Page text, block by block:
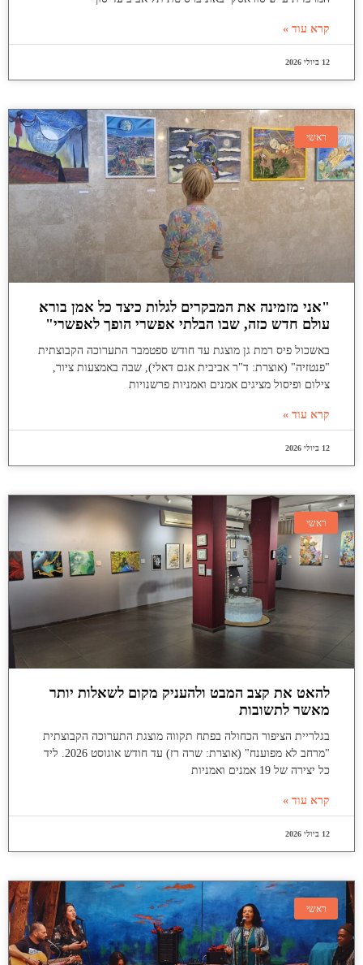
קרא עוד »
12 ביולי 2026
ראשי
"אני מזמינה את המבקרים לגלות כיצד כל אמן בורא
עולם חדש כזה, שבו הבלתי אפשרי הופך לאפשרי"
באשכול פיס רמת גן מוצגת עד חודש ספטמבר התערוכה הקבוצתית
"פנטזיה" (אוצרת: ד"ר אביבית אגם דאלי), שבה באמצעות ציור,
צילום ופיסול מציגים אמנים ואמניות פרשנויות
קרא עוד »
12 ביולי 2026
ראשי
להאט את קצב המבט ולהעניק מקום לשאלות יותר
מאשר לתשובות
בגלריית הציפור הכחולה בפתח תקווה מוצגת התערוכה הקבוצתית
"מרחב לא מפוענח" (אוצרת: שרה רז) עד חודש אוגוסט 2026. ליד
כל יצירה של 19 אמנים ואמניות
קרא עוד »
12 ביולי 2026
ראשי